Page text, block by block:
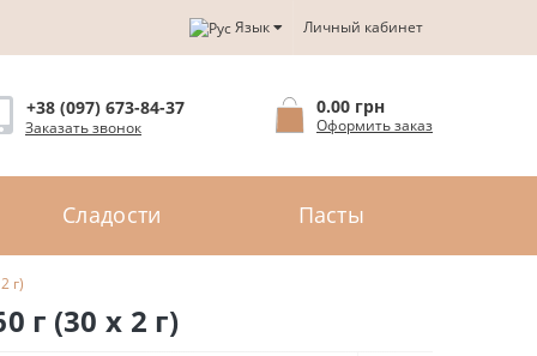
Язык Личный кабинет
+38 (097) 673-84-37
Заказать звонок
0.00 грн
Оформить заказ
Сладости Пасты
г)
г (30 x 2 г)